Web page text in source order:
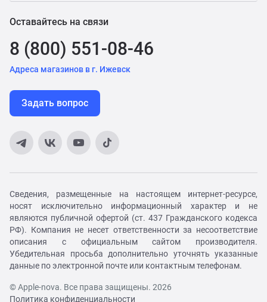
Оставайтесь на связи
8 (800) 551-08-46
Адреса магазинов в г. Ижевск
Задать вопрос
Сведения, размещенные на настоящем интернет-ресурсе,
носят исключительно информационный характер и не
являются публичной офертой (ст. 437 Гражданского кодекса
РФ). Компания не несет ответственности за несоответствие
описания с официальным сайтом производителя.
Убедительная просьба дополнительно уточнять указанные
данные по электронной почте или контактным телефонам.
© Apple-nova. Все права защищены. 2026
Политика конфиденциальности